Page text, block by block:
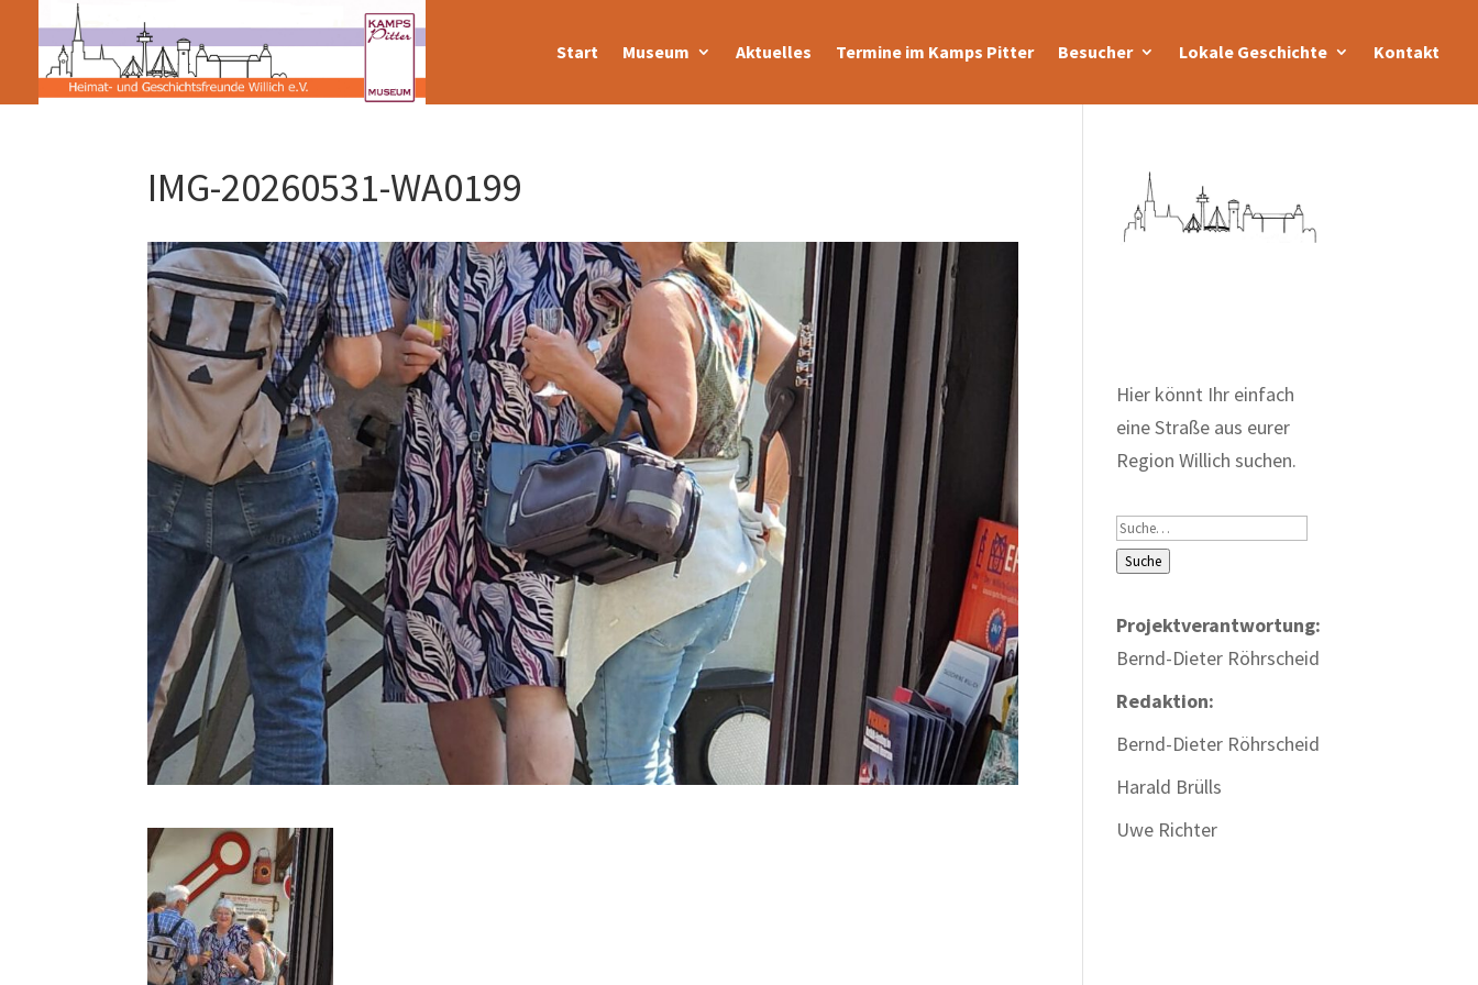
Start Museum Aktuelles Termine im Kamps Pitter Besucher Lokale Geschichte Kontakt
IMG-20260531-WA0199
Hier könnt Ihr einfach
eine Straße aus eurer
Region Willich suchen.
Suche
Suche
Projektverantwortung:
Bernd-Dieter Röhrscheid
Redaktion:
Bernd-Dieter Röhrscheid
Harald Brülls
Uwe Richter